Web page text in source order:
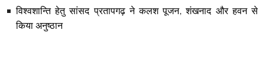
विश्वशान्ति हेतु सांसद प्रतापगढ़ ने कलश पूजन, शंखनाद और हवन से
किया अनुष्ठान